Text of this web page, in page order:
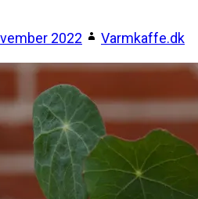
2022
Varmkaffe.dk